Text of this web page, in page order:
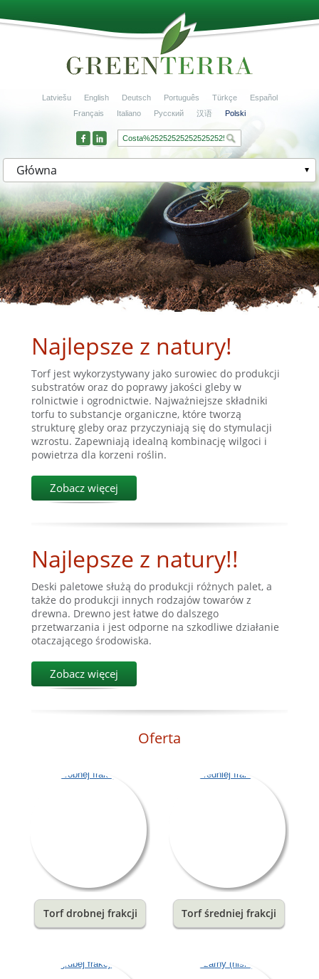
Latviešu English Deutsch Português Türkçe
Español
Français
Italiano Русский 汉语 Polski
Główna
Najlepsze z natury!
Torf jest wykorzystywany jako surowiec do produkcji
substratów oraz do poprawy jakości gleby w
rolnictwie i ogrodnictwie. Najważniejsze składniki
torfu to substancje organiczne, które tworzą
strukturę gleby oraz przyczyniają się do stymulacji
wzrostu. Zapewniają idealną kombinację wilgoci i
powietrza dla korzeni roślin.
Zobacz więcej
Najlepsze z natury!!
Deski paletowe służą do produkcji różnych palet, a
także do produkcji innych rodzajów towarów z
drewna. Drewno jest łatwe do dalszego
przetwarzania i jest odporne na szkodliwe działanie
otaczającego środowiska.
Zobacz więcej
Oferta
Torf drobnej frakcji Torf średniej frakcji